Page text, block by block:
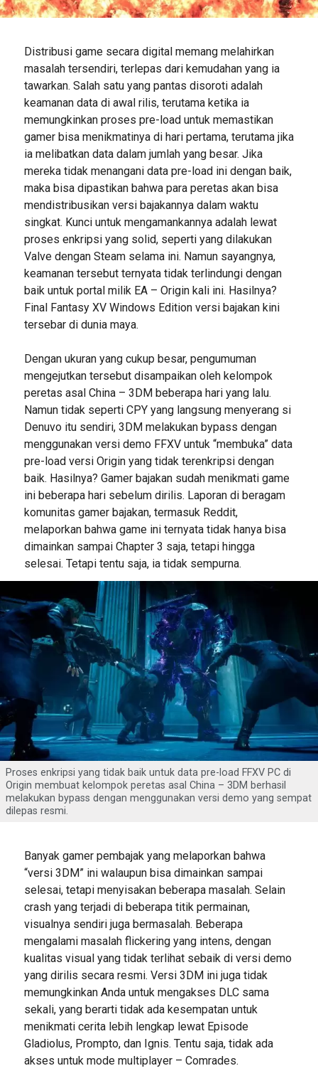
Distribusi game secara digital memang melahirkan
masalah tersendiri, terlepas dari kemudahan yang ia
tawarkan. Salah satu yang pantas disoroti adalah
keamanan data di awal rilis, terutama ketika ia
memungkinkan proses pre-load untuk memastikan
gamer bisa menikmatinya di hari pertama, terutama jika
ia melibatkan data dalam jumlah yang besar. Jika
mereka tidak menangani data pre-load ini dengan baik,
maka bisa dipastikan bahwa para peretas akan bisa
mendistribusikan versi bajakannya dalam waktu
singkat. Kunci untuk mengamankannya adalah lewat
proses enkripsi yang solid, seperti yang dilakukan
Valve dengan Steam selama ini. Namun sayangnya,
keamanan tersebut ternyata tidak terlindungi dengan
baik untuk portal milik EA – Origin kali ini. Hasilnya?
Final Fantasy XV Windows Edition versi bajakan kini
tersebar di dunia maya.
Dengan ukuran yang cukup besar, pengumuman
mengejutkan tersebut disampaikan oleh kelompok
peretas asal China – 3DM beberapa hari yang lalu.
Namun tidak seperti CPY yang langsung menyerang si
Denuvo itu sendiri, 3DM melakukan bypass dengan
menggunakan versi demo FFXV untuk “membuka” data
pre-load versi Origin yang tidak terenkripsi dengan
baik. Hasilnya? Gamer bajakan sudah menikmati game
ini beberapa hari sebelum dirilis. Laporan di beragam
komunitas gamer bajakan, termasuk Reddit,
melaporkan bahwa game ini ternyata tidak hanya bisa
dimainkan sampai Chapter 3 saja, tetapi hingga
selesai. Tetapi tentu saja, ia tidak sempurna.
Proses enkripsi yang tidak baik untuk data pre-load FFXV PC di
Origin membuat kelompok peretas asal China – 3DM berhasil
melakukan bypass dengan menggunakan versi demo yang sempat
dilepas resmi.
Banyak gamer pembajak yang melaporkan bahwa
“versi 3DM” ini walaupun bisa dimainkan sampai
selesai, tetapi menyisakan beberapa masalah. Selain
crash yang terjadi di beberapa titik permainan,
visualnya sendiri juga bermasalah. Beberapa
mengalami masalah flickering yang intens, dengan
kualitas visual yang tidak terlihat sebaik di versi demo
yang dirilis secara resmi. Versi 3DM ini juga tidak
memungkinkan Anda untuk mengakses DLC sama
sekali, yang berarti tidak ada kesempatan untuk
menikmati cerita lebih lengkap lewat Episode
Gladiolus, Prompto, dan Ignis. Tentu saja, tidak ada
akses untuk mode multiplayer – Comrades.